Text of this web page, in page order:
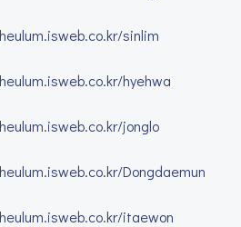
sinlim
hyehwa
jonglo
Dongdaemun
itaewon